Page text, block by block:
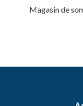
Magasin de